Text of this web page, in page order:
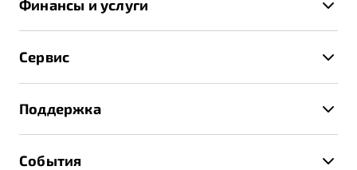
Спецпредложения и Акции
Записаться на тест-драйв
Получить предложение
Финансы и услуги
Трейд-ин
Страхование
Расчет КАСКО
Сервис
Руководство по эксплуатации
Техническое обслуживание
Поддержка
События